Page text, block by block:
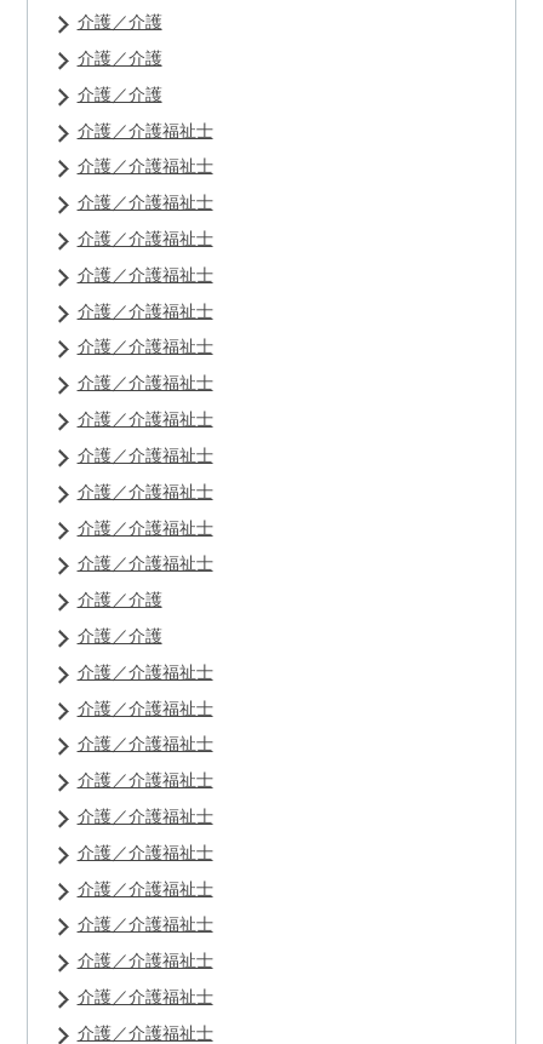
介護／介護
介護／介護
介護／介護
介護／介護福祉士
介護／介護福祉士
介護／介護福祉士
介護／介護福祉士
介護／介護福祉士
介護／介護福祉士
介護／介護福祉士
介護／介護福祉士
介護／介護福祉士
介護／介護福祉士
介護／介護福祉士
介護／介護福祉士
介護／介護福祉士
介護／介護
介護／介護
介護／介護福祉士
介護／介護福祉士
介護／介護福祉士
介護／介護福祉士
介護／介護福祉士
介護／介護福祉士
介護／介護福祉士
介護／介護福祉士
介護／介護福祉士
介護／介護福祉士
介護／介護福祉士